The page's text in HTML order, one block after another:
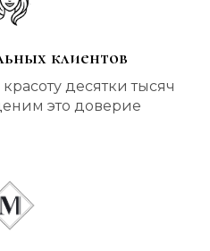
клиентов
десятки тысяч
это доверие